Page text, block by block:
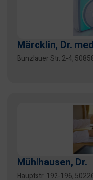
Märcklin, Dr.
Bunzlauer Str. 2-4,
Mühlhausen, Dr.
Hauptstr. 192-196,